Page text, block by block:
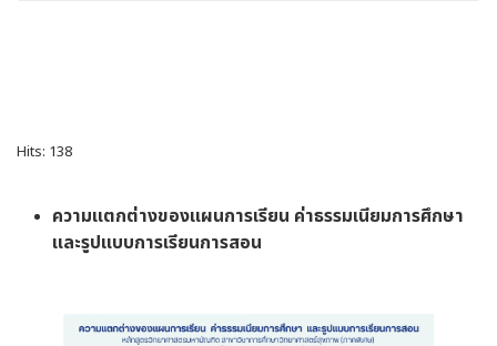
Hits: 138
ความแตกต่างของแผนการเรียน ค่าธรรมเนียมการศึกษา
และรูปแบบการเรียนการสอน